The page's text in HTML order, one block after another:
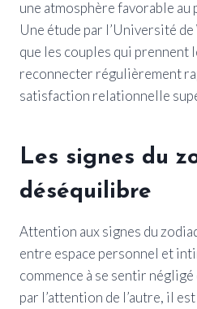
une atmosphère favorable au
Une étude par l’Université
que les couples qui prennent
reconnecter régulièrement
satisfaction relationnelle
Les signes du
déséquilibre
Attention aux signes du
entre espace personnel et
commence à se sentir
par l’attention de l’autre, il